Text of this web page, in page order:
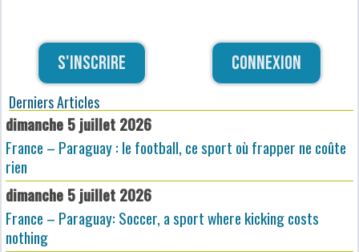
S'inscrire Connexion
Derniers Articles
dimanche 5 juillet 2026
France – Paraguay : le football, ce sport où frapper ne coûte
rien
dimanche 5 juillet 2026
France – Paraguay: Soccer, a sport where kicking costs
nothing